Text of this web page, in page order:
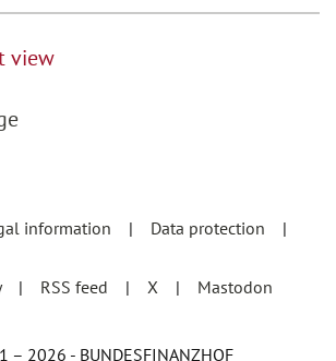
view
information Data protection
RSS feed X Mastodon
– 2026 - BUNDESFINANZHOF